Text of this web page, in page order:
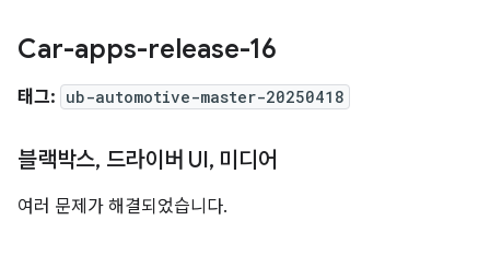
Car-apps-release-16
태그: ub-automotive-master-20250418
블랙박스, 드라이버 UI, 미디어
여러 문제가 해결되었습니다.